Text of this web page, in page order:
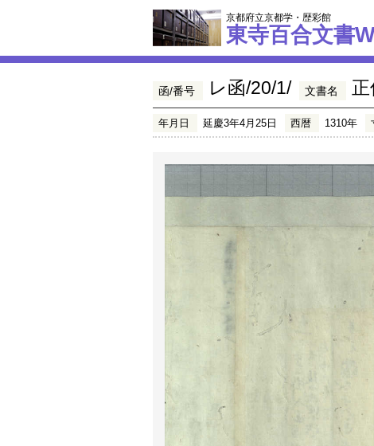
京都府立京都学・歴彩館
東寺百合文書
函/番号 レ函/20/1/ 文書名
年月日 延慶3年4月25日 西暦 1310年